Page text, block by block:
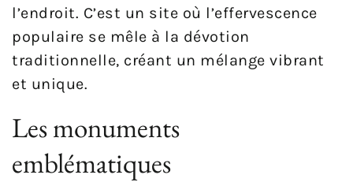
l’endroit. C’est un site où l’effervescence
populaire se mêle à la dévotion
traditionnelle, créant un mélange vibrant
et unique.
Les monuments
emblématiques